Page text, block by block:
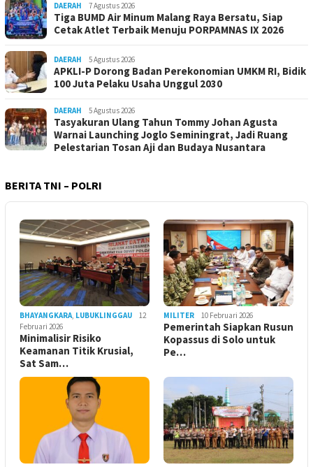
DAERAH 7 Agustus 2026
Tiga BUMD Air Minum Malang Raya Bersatu, Siap
Cetak Atlet Terbaik Menuju PORPAMNAS IX 2026
DAERAH 5 Agustus 2026
APKLI-P Dorong Badan Perekonomian UMKM RI, Bidik
100 Juta Pelaku Usaha Unggul 2030
DAERAH 5 Agustus 2026
Tasyakuran Ulang Tahun Tommy Johan Agusta
Warnai Launching Joglo Seminingrat, Jadi Ruang
Pelestarian Tosan Aji dan Budaya Nusantara
BERITA TNI – POLRI
BHAYANGKARA, LUBUKLINGGAU
12
Februari 2026
Minimalisir Risiko
Keamanan Titik Krusial,
Sat Sam…
MILITER 10 Februari 2026
Pemerintah Siapkan Rusun
Kopassus di Solo untuk
Pe…